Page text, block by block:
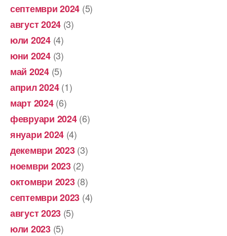
септември 2024 (5)
август 2024 (3)
юли 2024(4)
юни 2024(3)
май 2024(5)
април 2024(1)
март 2024(6)
февруари 2024(6)
януари 2024 (4)
декември 2023(3)
ноември 2023(2)
октомври 2023(8)
септември 2023 (4)
август 2023 (5)
юли 2023(5)